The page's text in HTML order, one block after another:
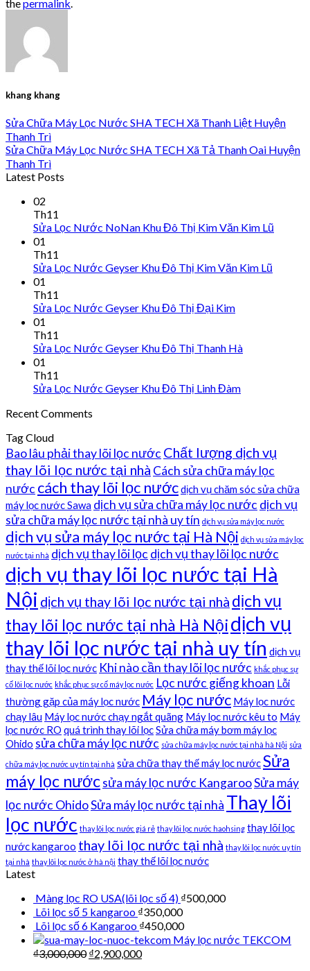
thepermalink
khang khang
Sửa Chữa Máy Lọc Nước SHA TECH Xã Thanh Liệt Huyện
Thanh Trì
Sửa Chữa Máy Lọc Nước SHA TECH Xã Tả Thanh Oai Huyện
Thanh Trì
Latest Posts
02
Th11
Sửa Lọc Nước NoNan Khu Đô Thị Kim Văn Kim Lũ
01
Th11
Sửa Lọc Nước Geyser Khu Đô Thị Kim Văn Kim Lũ
01
Th11
Sửa Lọc Nước Geyser Khu Đô Thị Đại Kim
01
Th11
Sửa Lọc Nước Geyser Khu Đô Thị Thanh Hà
01
Th11
Sửa Lọc Nước Geyser Khu Đô Thị Linh Đàm
Recent Comments
Tag Cloud
Bao lâu phải thay lõi lọc nước Chất lượng dịch vụ
thay lõi lọc nước tại nhà Cách sửa chữa máy lọc
nước cách thay lõi lọc nướcdịch vụ chăm sóc sửa chữa
máy lọc nước Sawa dịch vụ sửa chữa máy lọc nước dịch vụ
sửa chữa máy lọc nước tại nhà uy tín dịch vụ sửa máy lọc nước
dịch vụ sửa máy lọc nước tại Hà Nội dịch vụ sửa máy lọc
nước tại nhà dịch vụ thay lõi lọc dịch vụ thay lõi lọc nước
dịch vụ thay lõi lọc nước tại Hà
Nội dịch vụ thay lõi lọc nước tại nhà dịch vụ
thay lõi lọc nước tại nhà Hà Nộidịch vụ
thay lõi lọc nước tại nhà uy tín dịch vụ
thay thế lõi lọc nước Khi nào cần thay lõi lọc nước khắc phục sự
cố lõi lọc nước khắc phục sự cố máy lọc nước Lọc nước giếng khoan Lỗi
thường gặp của máy lọc nước Máy lọc nước Máy lọc nước
chạy lâu Máy lọc nước chạy ngắt quãng Máy lọc nước kêu to Máy
lọc nước RO quá trình thay lõi lọcSửa chữa máy bơm máy lọc
Ohido sửa chữa máy lọc nước sửa chữa máy lọc nước tại nhà hà Nội sửa
chữa máy lọc nước uy tín tại nhà sửa chữa thay thế máy lọc nướcSửa
máy lọc nướcsửa máy lọc nước KangarooSửa máy
lọc nước OhidoSửa máy lọc nước tại nhà Thay lõi
lọc nước thay lõi lọc nước giá rẻ thay lõi lọc nước haohsing thay lõi lọc
nước kangaroo thay lõi lọc nước tại nhà thay lõi lọc nước uy tín
tại nhà thay lõi lọc nước ở hà nội thay thế lõi lọc nước
Latest
Màng lọc RO USA(lõi lọc số 4) ₫500,000
Lõi lọc số 5 kangaroo ₫350,000
Lõi lọc số 6 Kangaroo ₫450,000
Máy lọc nước TEKCOM
₫3,000,000 ₫2,900,000